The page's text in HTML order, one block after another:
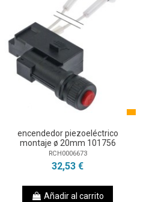
encendedor piezoeléctrico
montaje ø 20mm 101756
RCH0006673
32,53 €
Añadir al carrito